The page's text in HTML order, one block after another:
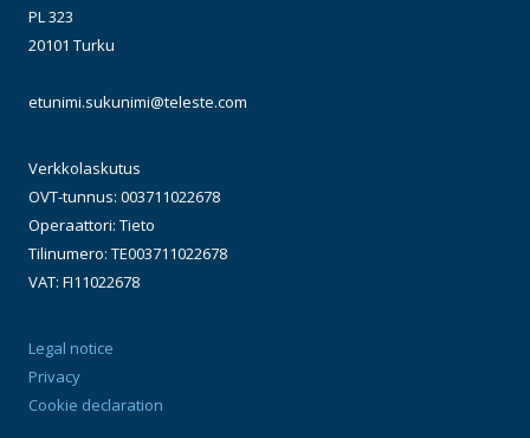
PL 323
20101 Turku
etunimi.sukunimi@teleste.com
Verkkolaskutus
OVT-tunnus: 003711022678
Operaattori: Tieto
Tilinumero: TE003711022678
VAT: FI11022678
Legal notice
Privacy
Cookie declaration